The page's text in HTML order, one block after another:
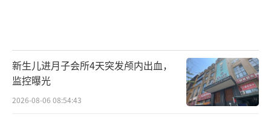
新生儿进月子会所4天突发颅内出血，
监控曝光
2026-08-06 08:54:43